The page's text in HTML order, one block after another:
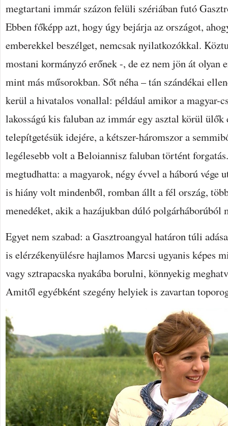
megtartani immár százon felüli szériában futó
Ebben főképp azt, hogy úgy bejárja az országot,
emberekkel beszélget, nemcsak nyilatkozókkal.
mostani kormányzó erőnek -, de ez nem jön át olyan
mint más műsorokban. Sőt néha – tán szándékai
kerül a hivatalos vonallal: például amikor a magyar-
lakosságú kis faluban az immár egy asztal körül
telepítgetésük idejére, a kétszer-háromszor a
legélesebb volt a Beloiannisz faluban történt
megtudhatta: a magyarok, négy évvel a háború vége
is hiány volt mindenből, romban állt a fél ország,
menedéket, akik a hazájukban dúló polgárháborúból
Egyet nem szabad: a Gasztroangyal határon túli
is elérzékenyülésre hajlamos Marcsi ugyanis képes
vagy sztrapacska nyakába borulni, könnyekig
Amitől egyébként szegény helyiek is zavartan